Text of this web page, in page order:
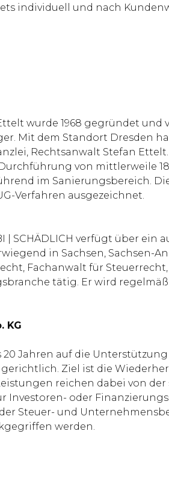
individuell und nach
wurde 1968 gegründet
Mit dem Standort Dresden
Rechtsanwalt Stefan
von mittlerweile
im Sanierungsbereich.
Verfahren ausgezeichnet.
| SCHÄDLICH verfügt über
in Sachsen, Sachsen-
Fachanwalt für
tätig. Er wird
KG
Jahren auf die
Ziel ist die
reichen dabei von
oder
Steuer- und
werden.